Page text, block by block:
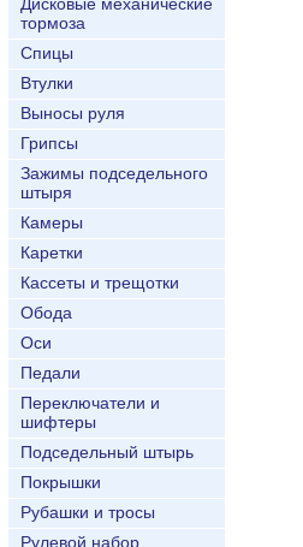
тормоза
Спицы
Втулки
Выносы руля
Грипсы
Зажимы подседельного
штыря
Камеры
Каретки
Кассеты и трещотки
Обода
Оси
Педали
Переключатели и
шифтеры
Подседельный штырь
Покрышки
Рубашки и тросы
Рулевой набор